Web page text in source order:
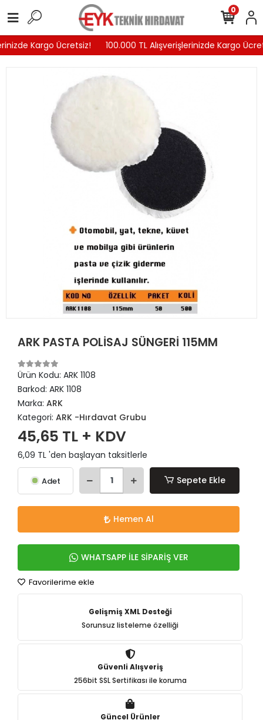
Kargo Ücretsiz! 100.000 TL Alışverişlerinizde Kargo
0
ARK PASTA POLİSAJ SÜNGERİ 115MM
Ürün Kodu: ARK 1108
Barkod: ARK 1108
Marka: ARK
Kategori: ARK -Hırdavat Grubu
45,65 TL + KDV
6,09 TL 'den başlayan taksitlerle
Adet Sepete Ekle
Hemen Al
WHATSAPP İLE SİPARİŞ VER
Favorilerime ekle
Gelişmiş XML Desteği
Sorunsuz listeleme özelliği
Güvenli Alışveriş
256bit SSL Sertifikası ile koruma
Güncel Ürünler